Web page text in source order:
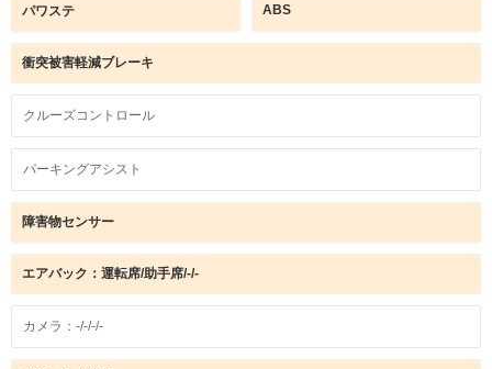
パワステ ABS
衝突被害軽減ブレーキ
クルーズコントロール
パーキングアシスト
障害物センサー
エアバック：運転席/助手席/-/-
カメラ：-/-/-/-